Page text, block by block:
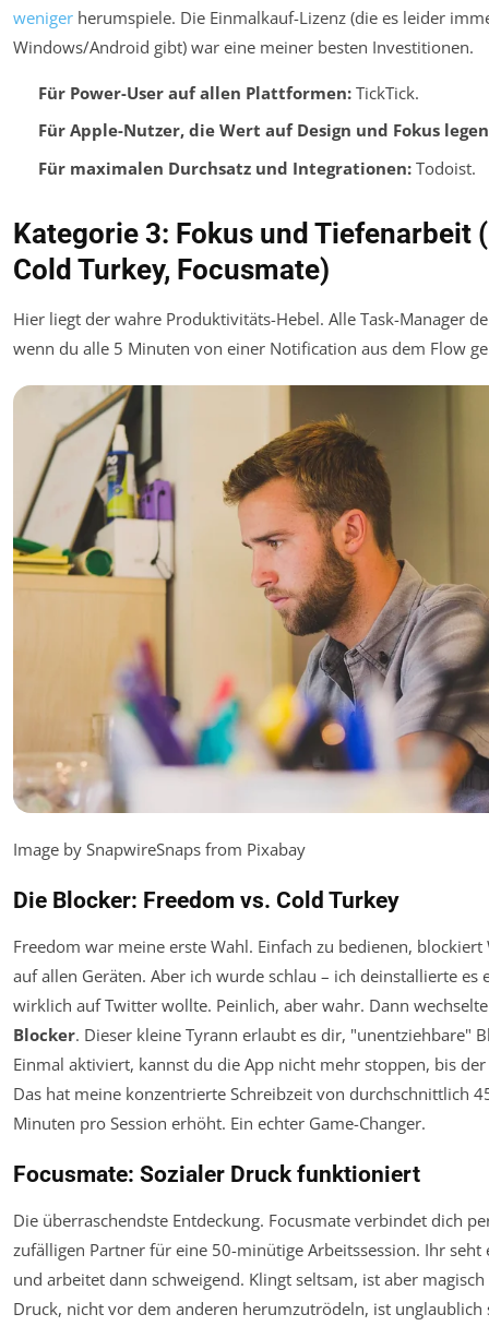
weniger herumspiele. Die Einmalkauf-Lizenz (die es leider
Windows/Android gibt) war eine meiner besten Investitionen.
Für Power-User auf allen Plattformen:TickTick.
Für Apple-Nutzer, die Wert auf Design und Fokus
Für maximalen Durchsatz und Integrationen:Todoist.
Kategorie 3: Fokus und Tiefenarbeit
Cold Turkey, Focusmate)
Hier liegt der wahre Produktivitäts-Hebel. Alle Task-Manager
wenn du alle 5 Minuten von einer Notification aus dem Flow
Image by SnapwireSnaps from Pixabay
Die Blocker: Freedom vs. Cold Turkey
Freedom war meine erste Wahl. Einfach zu bedienen, blockiert
auf allen Geräten. Aber ich wurde schlau – ich deinstallierte es
wirklich auf Twitter wollte. Peinlich, aber wahr. Dann
Blocker. Dieser kleine Tyrann erlaubt es dir, "unentziehbare"
Einmal aktiviert, kannst du die App nicht mehr stoppen, bis
Das hat meine konzentrierte Schreibzeit von durchschnittlich
Minuten pro Session erhöht. Ein echter Game-Changer.
Focusmate: Sozialer Druck funktioniert
Die überraschendste Entdeckung. Focusmate verbindet dich
zufälligen Partner für eine 50-minütige Arbeitssession. Ihr seht
und arbeitet dann schweigend. Klingt seltsam, ist aber
Druck, nicht vor dem anderen herumzutrödeln, ist unglaublich